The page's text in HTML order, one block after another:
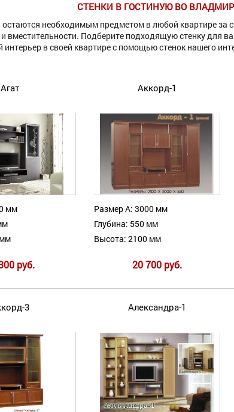
СТЕНКИ В ГОСТИНУЮ ВО
необходимым предметом в любой квартире за
вместительности. Подберите подходящую стенку для
в своей квартире с помощью стенок нашего
Агат
мм
руб.
Аккорд-1
Размер А: 3000 мм
Глубина: 550 мм
Высота: 2100 мм
20 700 руб.
3 Александра-1